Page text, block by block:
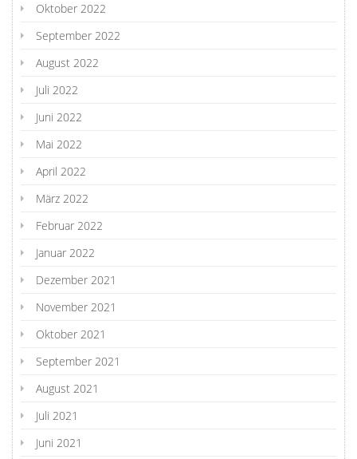
Oktober 2022
September 2022
August 2022
Juli 2022
Juni 2022
Mai 2022
April 2022
März 2022
Februar 2022
Januar 2022
Dezember 2021
November 2021
Oktober 2021
September 2021
August 2021
Juli 2021
Juni 2021